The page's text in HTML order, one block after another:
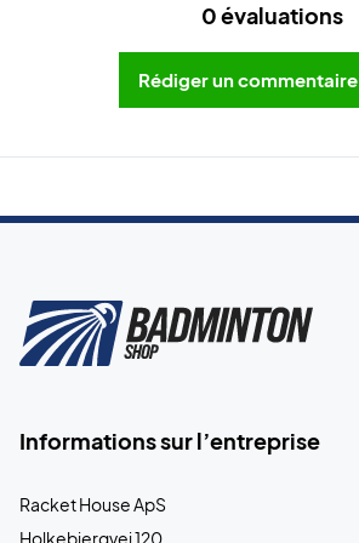
0 évaluations
Rédiger un commentaire
Informations sur l’entreprise
Racket House ApS
Holkebjergvej 120